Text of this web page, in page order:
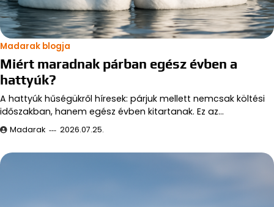
Madarak blogja
Miért maradnak párban egész évben a
hattyúk?
A hattyúk hűségükről híresek: párjuk mellett nemcsak költési
időszakban, hanem egész évben kitartanak. Ez az…
Madarak 2026.07.25.